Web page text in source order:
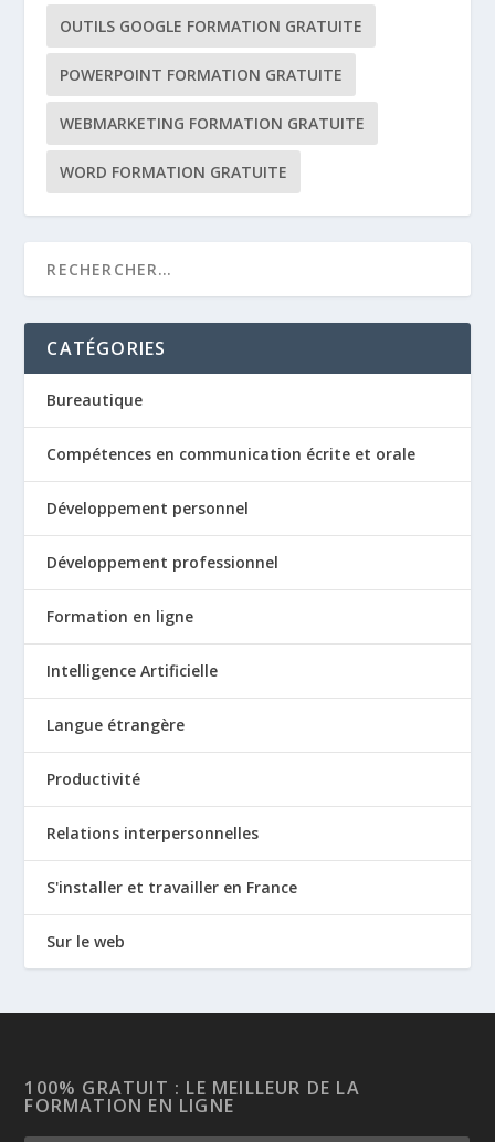
OUTILS GOOGLE FORMATION GRATUITE
POWERPOINT FORMATION GRATUITE
WEBMARKETING FORMATION GRATUITE
WORD FORMATION GRATUITE
CATÉGORIES
Bureautique
Compétences en communication écrite et orale
Développement personnel
Développement professionnel
Formation en ligne
Intelligence Artificielle
Langue étrangère
Productivité
Relations interpersonnelles
S'installer et travailler en France
Sur le web
100% GRATUIT : LE MEILLEUR DE LA
FORMATION EN LIGNE